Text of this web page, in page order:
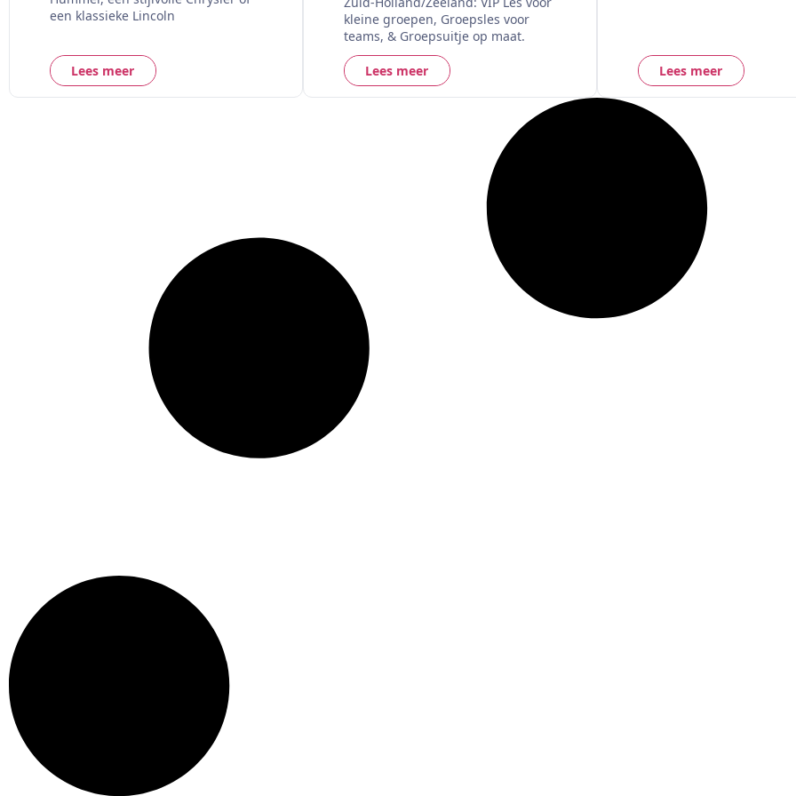
een klassieke Lincoln
Lees meer
kleine groepen, Groepsles voor
teams, & Groepsuitje op maat.
Lees meer Lees meer